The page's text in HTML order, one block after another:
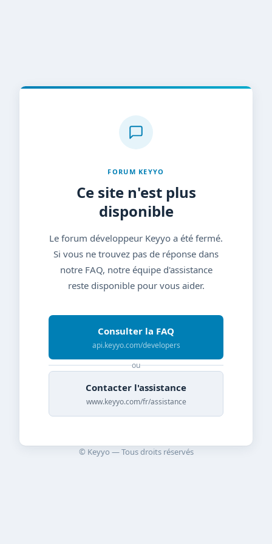
FORUM KEYYO
Ce site n'est plus
disponible
Le forum développeur Keyyo a été fermé.
Si vous ne trouvez pas de réponse dans
notre FAQ, notre équipe d'assistance
reste disponible pour vous aider.
Consulter la FAQ
api.keyyo.com/developers
ou
Contacter l'assistance
www.keyyo.com/fr/assistance
© Keyyo — Tous droits réservés